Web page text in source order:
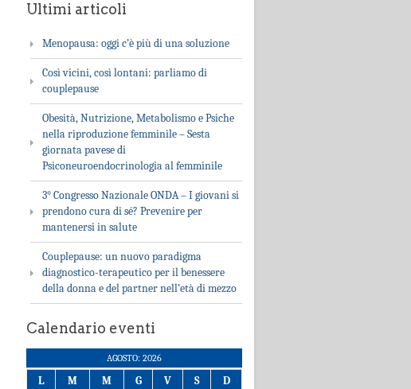
Ultimi articoli
Menopausa: oggi c’è più di una soluzione
Così vicini, così lontani: parliamo di
couplepause
Obesità, Nutrizione, Metabolismo e Psiche
nella riproduzione femminile – Sesta
giornata pavese di
Psiconeuroendocrinologia al femminile
3° Congresso Nazionale ONDA – I giovani si
prendono cura di sé? Prevenire per
mantenersi in salute
Couplepause: un nuovo paradigma
diagnostico-terapeutico per il benessere
della donna e del partner nell’età di mezzo
Calendario eventi
AGOSTO: 2026
L M M G V S D